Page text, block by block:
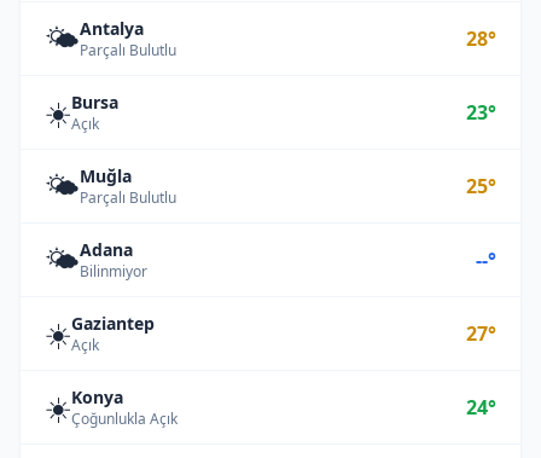
🌤️Antalya
Parçalı Bulutlu 28°
☀️Bursa
Açık 23°
🌤️Muğla
Parçalı Bulutlu 25°
🌤️Adana
Bilinmiyor --°
☀️Gaziantep
Açık 27°
☀️Konya
Çoğunlukla Açık 24°